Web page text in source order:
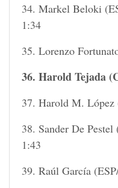
34. Markel Beloki
1:34
35. Lorenzo
36. Harold Tejada
37. Harold M.
38. Sander De
1:43
39. Raúl García